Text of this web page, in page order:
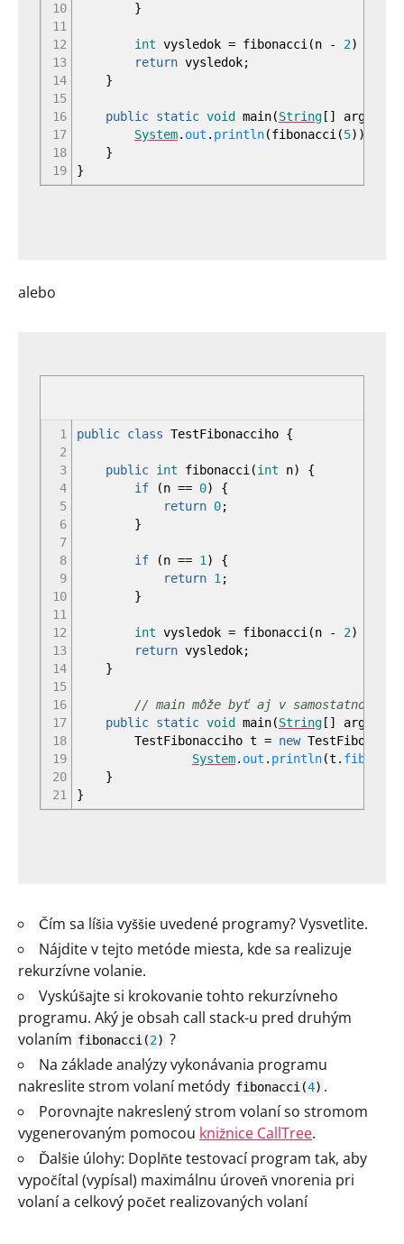
10
11
12
13
14
15
16
17
18
19
}
int vysledok = fibonacci (n - 2)
return vysledok;
}
public static void main(String [ ] args
System. out . println(fibonacci (5) )
}
}
alebo
1
2
3
4
5
6
7
8
9
10
11
12
13
14
15
16
17
18
19
20
21
public class TestFibonacciho {
public int fibonacci (int n)
{
if
(n == 0)
{
return 0;
}
if (n == 1 )
{
return 1 ;
}
int vysledok = fibonacci (n - 2)
return vysledok;
}
// main môže byť aj v samostatnom
public static void main(String [ ] args
TestFibonacciho t = new
System. out . println(t.
}
}
Čím sa líšia vyššie uvedené programy? Vysvetlite.
Nájdite v tejto metóde miesta, kde sa realizuje
rekurzívne volanie.
Vyskúšajte si krokovanie tohto rekurzívneho
programu. Aký je obsah call stack-u pred druhým
volaním fibonacci (2) ?
Na základe analýzy vykonávania programu
nakreslite strom volaní metódy fibonacci (4) .
Porovnajte nakreslený strom volaní so stromom
vygenerovaným pomocou knižnice CallTree.
Ďalšie úlohy: Doplňte testovací program tak, aby
vypočítal (vypísal) maximálnu úroveň vnorenia pri
volaní a celkový počet realizovaných volaní